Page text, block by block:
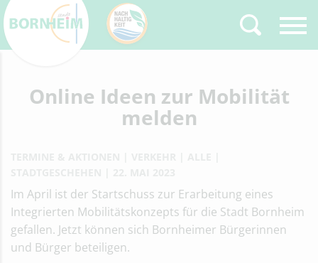
Zurück
Type 2 or more
characters for results.
Online Ideen zur Mobilität
melden
Im April ist der Startschuss zur Erarbeitung eines
Integrierten Mobilitätskonzepts für die Stadt Bornheim
gefallen. Jetzt können sich Bornheimer Bürgerinnen
und Bürger beteiligen.